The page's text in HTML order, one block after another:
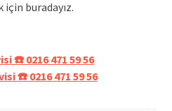
buradayız.
☎️ 0216 471 59 56
☎️ 0216 471 59 56